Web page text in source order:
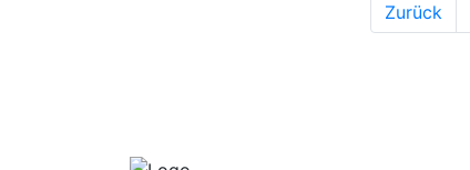
Zurück